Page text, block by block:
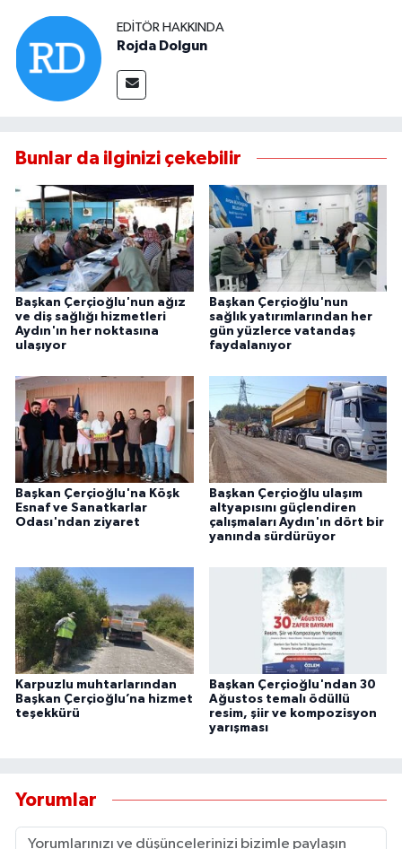
EDITÖR HAKKINDA
Rojda Dolgun
Bunlar da ilginizi çekebilir
Başkan Çerçioğlu'nun ağız
ve diş sağlığı hizmetleri
Aydın'ın her noktasına
ulaşıyor
Başkan Çerçioğlu'nun
sağlık yatırımlarından her
gün yüzlerce vatandaş
faydalanıyor
Başkan Çerçioğlu'na Köşk
Esnaf ve Sanatkarlar
Odası'ndan ziyaret
Başkan Çerçioğlu ulaşım
altyapısını güçlendiren
çalışmaları Aydın'ın dört bir
yanında sürdürüyor
Karpuzlu muhtarlarından
Başkan Çerçioğlu’na hizmet
teşekkürü
Başkan Çerçioğlu'ndan 30
Ağustos temalı ödüllü
resim, şiir ve kompozisyon
yarışması
Yorumlar